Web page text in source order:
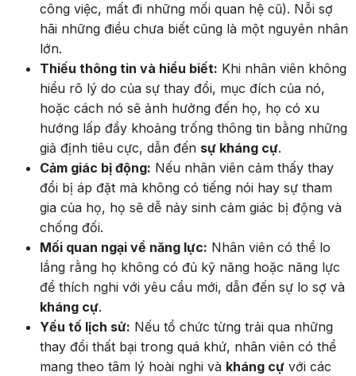
công việc, mất đi những mối quan hệ cũ). Nỗi sợ
hãi những điều chưa biết cũng là một nguyên nhân
lớn.
Thiếu thông tin và hiểu biết: Khi nhân viên không
hiểu rõ lý do của sự thay đổi, mục đích của nó,
hoặc cách nó sẽ ảnh hưởng đến họ, họ có xu
hướng lấp đầy khoảng trống thông tin bằng những
giả định tiêu cực, dẫn đến sự kháng cự.
Cảm giác bị động: Nếu nhân viên cảm thấy thay
đổi bị áp đặt mà không có tiếng nói hay sự tham
gia của họ, họ sẽ dễ nảy sinh cảm giác bị động và
chống đối.
Mối quan ngại về năng lực: Nhân viên có thể lo
lắng rằng họ không có đủ kỹ năng hoặc năng lực
để thích nghi với yêu cầu mới, dẫn đến sự lo sợ và
kháng cự.
Yếu tố lịch sử: Nếu tổ chức từng trải qua những
thay đổi thất bại trong quá khứ, nhân viên có thể
mang theo tâm lý hoài nghi và kháng cự với các